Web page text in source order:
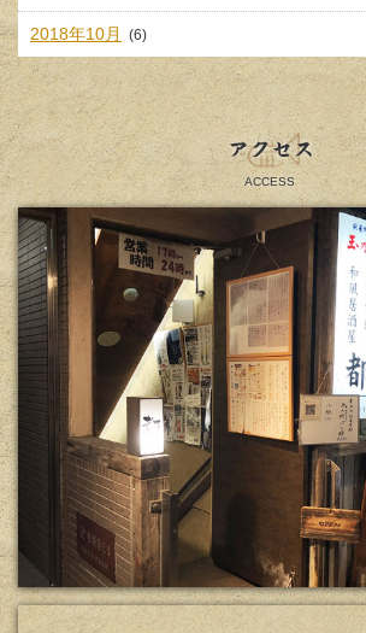
2018年10月 (6)
アクセス
ACCESS